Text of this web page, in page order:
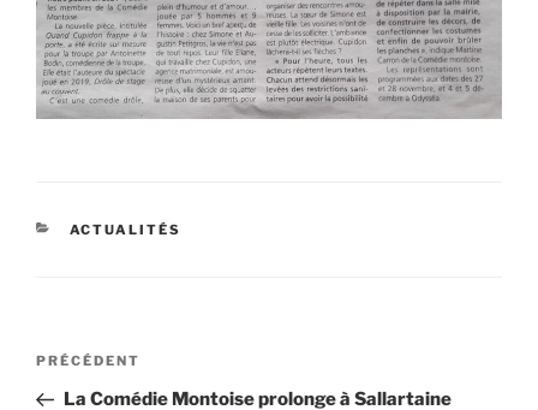
CATÉGORIES
ACTUALITÉS
Navigation
Article
précédent
PRÉCÉDENT
La Comédie Montoise prolonge à Sallartaine